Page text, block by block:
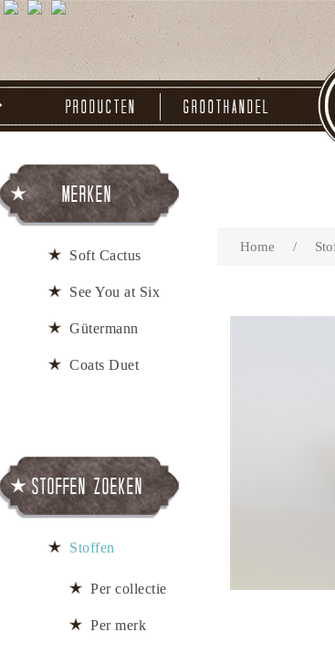
Producten Groothandel
Home /
Merken
Soft Cactus
See You at Six
Gütermann
Coats Duet
Stoffen zoeken
Stoffen
Per collectie
Per merk